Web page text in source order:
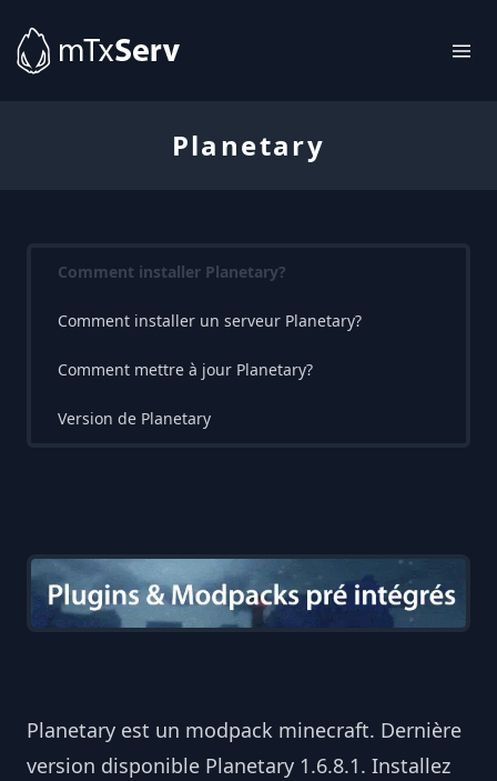
Planetary
Comment installer Planetary?
Comment installer un serveur Planetary?
Comment mettre à jour Planetary?
Version de Planetary
Planetary est un modpack minecraft. Dernière
version disponible Planetary 1.6.8.1. Installez